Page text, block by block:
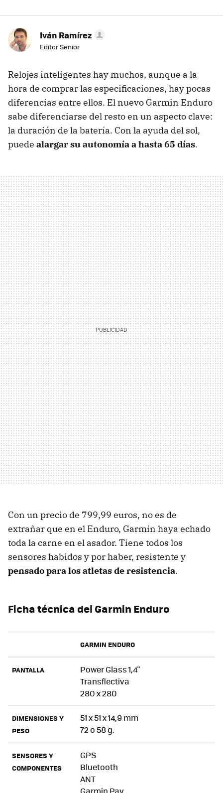
Iván Ramírez
Editor Senior
Relojes inteligentes hay muchos, aunque a la
hora de comprar las especificaciones, hay pocas
diferencias entre ellos. El nuevo Garmin Enduro
sabe diferenciarse del resto en un aspecto clave:
la duración de la batería. Con la ayuda del sol,
puede alargar su autonomía a hasta 65 días.
Con un precio de 799,99 euros, no es de
extrañar que en el Enduro, Garmin haya echado
toda la carne en el asador. Tiene todos los
sensores habidos y por haber, resistente y
pensado para los atletas de resistencia.
Ficha técnica del Garmin Enduro
GARMIN ENDURO
PANTALLA
Power Glass 1,4"
Transflectiva
280 x 280
DIMENSIONES Y
PESO
51 x 51 x 14,9 mm
72 o 58 g.
SENSORES Y
COMPONENTES
GPS
Bluetooth
ANT
Garmin Pay